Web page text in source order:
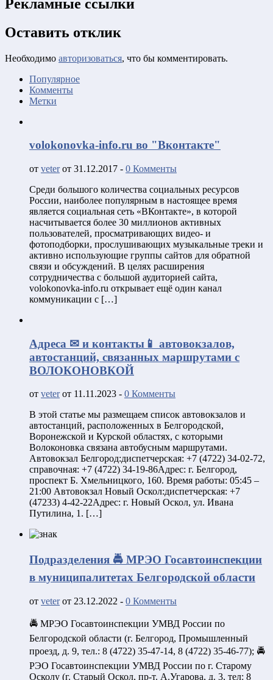
Рекламные ссылки
Оставить отклик
Необходимо авторизоваться, что бы комментировать.
Популярное
Комменты
Метки
volokonovka-info.ru во "Вконтакте"
от veterот 31.12.2017 - 0 Комменты
Среди большого количества социальных ресурсов
России, наиболее популярным в настоящее время
является социальная сеть «ВКонтакте», в которой
насчитывается более 30 миллионов активных
пользователей, просматривающих видео- и
фотоподборки, прослушивающих музыкальные треки и
активно использующие группы сайтов для обратной
связи и обсуждений. В целях расширения
сотрудничества с большой аудиторией сайта,
volokonovka-info.ru открывает ещё один канал
коммуникации с […]
Адреса ✉ и контакты📱 автовокзалов,
автостанций, связанных маршрутами с
ВОЛОКОНОВКОЙ
от veterот 11.11.2023 - 0 Комменты
В этой статье мы размещаем список автовокзалов и
автостанций, расположенных в Белгородской,
Воронежской и Курской областях, с которыми
Волоконовка связана автобусным маршрутами.
Автовокзал Белгород:диспетчерская: +7 (4722) 34-02-72,
справочная: +7 (4722) 34-19-86Адрес: г. Белгород,
проспект Б. Хмельницкого, 160. Время работы: 05:45 –
21:00 Автовокзал Новый Оскол:диспетчерская: +7
(47233) 4-42-22Адрес: г. Новый Оскол, ул. Ивана
Путилина, 1. […]
Подразделения 🚔 МРЭО Госавтоинспекции
в муниципалитетах Белгородской области
от veterот 23.12.2022 - 0 Комменты
🚔 МРЭО Госавтоинспекции УМВД России по
Белгородской области (г. Белгород, Промышленный
проезд, д. 9, тел.: 8 (4722) 35-47-14, 8 (4722) 35-46-77); 🚔
РЭО Госавтоинспекции УМВД России по г. Старому
Осколу (г. Старый Оскол, пр-т. А.Угарова, д. 3, тел: 8